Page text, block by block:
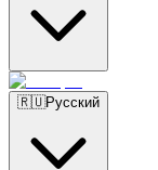
🇷🇺Русский